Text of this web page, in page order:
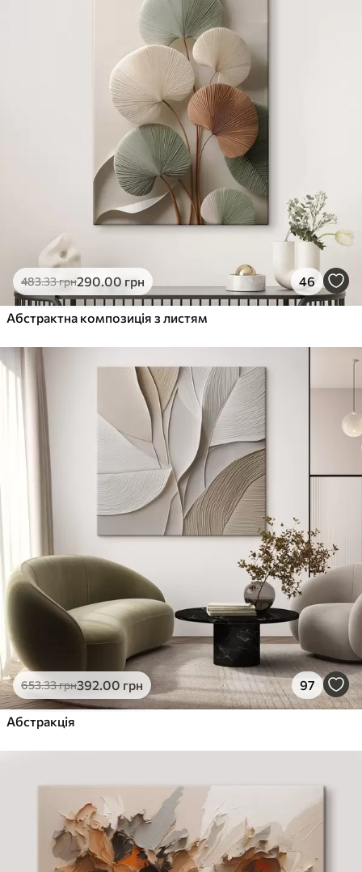
483.33грн290.00 грн 46
Абстрактна композиція з листям
653.33грн392.00 грн 97
Абстракція